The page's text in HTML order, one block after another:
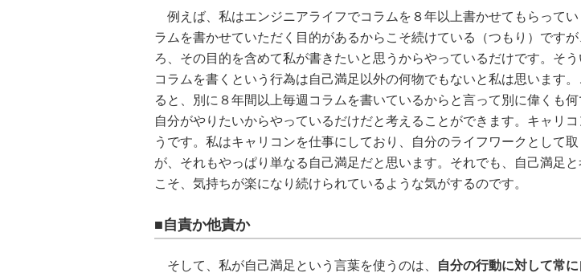
例えば、私はエンジニアライフでコラムを８年以上書かせてもらってい
ラムを書かせていただく目的があるからこそ続けている（つもり）ですが
ろ、その目的を含めて私が書きたいと思うからやっているだけです。そ
コラムを書くという行為は自己満足以外の何物でもないと私は思います。
ると、別に８年間以上毎週コラムを書いているからと言って別に偉くも
自分がやりたいからやっているだけだと考えることができます。キャリ
うです。私はキャリコンを仕事にしており、自分のライフワークとして
が、それもやっぱり単なる自己満足だと思います。それでも、自己満足
こそ、気持ちが楽になり続けられているような気がするのです。
■自責か他責か
そして、私が自己満足という言葉を使うのは、
自分の行動に対して常